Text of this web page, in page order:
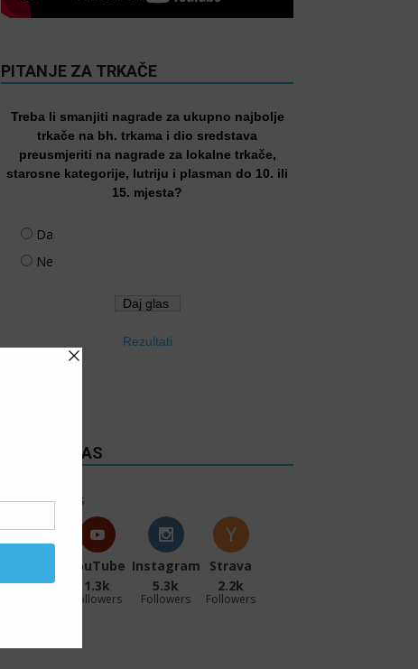
PITANJE ZA TRKAČE
Treba li smanjiti nagrade za ukupno najbolje
trkače na bh. trkama i dio sredstava
preusmjeriti na nagrade za lokalne trkače,
starosne kategorije, lutriju i plasman do 10. ili
15. mjesta?
Da
Ne
Rezultati
PRATITE NAS
36k Follows
27.1k
YouTube
1.3k
Followers
Instagram
5.3k
Followers
Strava
2.2k
Followers